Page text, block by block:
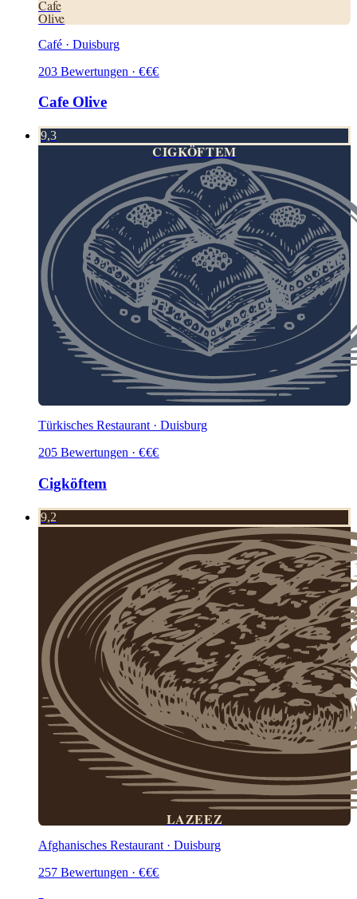
Cafe
Olive
Café · Duisburg
203 Bewertungen · €€€
Cafe Olive
9,3
CIGKÖFTEM
Türkisches Restaurant · Duisburg
205 Bewertungen · €€€
Cigköftem
9,2
LAZEEZ
Afghanisches Restaurant · Duisburg
257 Bewertungen · €€€